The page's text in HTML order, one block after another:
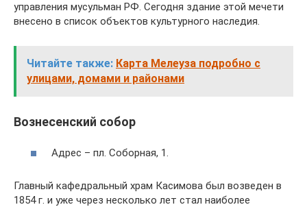
управления мусульман РФ. Сегодня здание этой мечети
внесено в список объектов культурного наследия.
Читайте также: Карта Мелеуза подробно с
улицами, домами и районами
Вознесенский собор
Адрес – пл. Соборная, 1.
Главный кафедральный храм Касимова был возведен в
1854 г. и уже через несколько лет стал наиболее